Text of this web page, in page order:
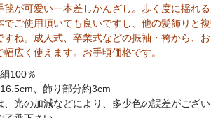
毬が可愛い一本差しかんざし。歩く度に揺れ
でご使用頂いても良いですし、他の髪飾りと
すね。成人式、卒業式などの振袖・袴から、お
広く使えます。お手頃価格です。
100％
、飾り部分約3cm
光の加減などにより、多少色の誤差がござい